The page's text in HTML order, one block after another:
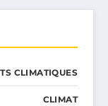
CLIMATIQUES
CLIMAT